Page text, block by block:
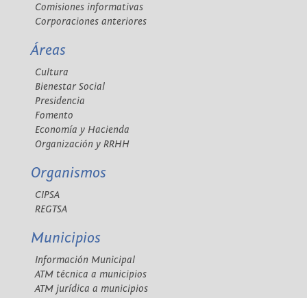
Comisiones informativas
Corporaciones anteriores
Áreas
Cultura
Bienestar Social
Presidencia
Fomento
Economía y Hacienda
Organización y RRHH
Organismos
CIPSA
REGTSA
Municipios
Información Municipal
ATM técnica a municipios
ATM jurídica a municipios